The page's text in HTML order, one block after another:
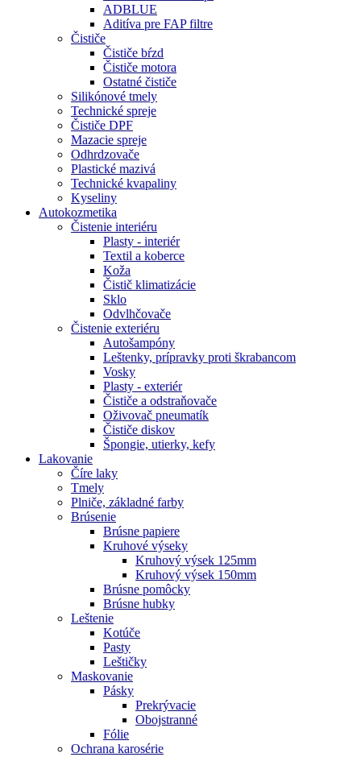
ADBLUE
Aditíva pre FAP filtre
Čističe
Čističe bŕzd
Čističe motora
Ostatné čističe
Silikónové tmely
Technické spreje
Čističe DPF
Mazacie spreje
Odhrdzovače
Plastické mazivá
Technické kvapaliny
Kyseliny
Autokozmetika
Čistenie interiéru
Plasty - interiér
Textil a koberce
Koža
Čistič klimatizácie
Sklo
Odvlhčovače
Čistenie exteriéru
Autošampóny
Leštenky, prípravky proti škrabancom
Vosky
Plasty - exteriér
Čističe a odstraňovače
Oživovač pneumatík
Čističe diskov
Špongie, utierky, kefy
Lakovanie
Číre laky
Tmely
Plniče, základné farby
Brúsenie
Brúsne papiere
Kruhové výseky
Kruhový výsek 125mm
Kruhový výsek 150mm
Brúsne pomôcky
Brúsne hubky
Leštenie
Kotúče
Pasty
Leštičky
Maskovanie
Pásky
Prekrývacie
Obojstranné
Fólie
Ochrana karosérie